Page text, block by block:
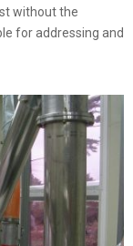
without the
for addressing and